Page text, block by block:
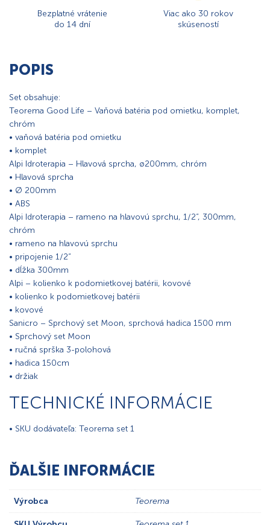
Bezplatné vrátenie
do 14 dní
Viac ako 30 rokov
skúseností
POPIS
Set obsahuje:
Teorema Good Life – Vaňová batéria pod omietku, komplet,
chróm
• vaňová batéria pod omietku
• komplet
Alpi Idroterapia – Hlavová sprcha, ø200mm, chróm
• Hlavová sprcha
• Ø 200mm
• ABS
Alpi Idroterapia – rameno na hlavovú sprchu, 1/2“, 300mm,
chróm
• rameno na hlavovú sprchu
• pripojenie 1/2“
• dĺžka 300mm
Alpi – kolienko k podomietkovej batérii, kovové
• kolienko k podomietkovej batérii
• kovové
Sanicro – Sprchový set Moon, sprchová hadica 1500 mm
• Sprchový set Moon
• ručná sprška 3-polohová
• hadica 150cm
• držiak
TECHNICKÉ INFORMÁCIE
• SKU dodávateľa: Teorema set 1
ĎALŠIE INFORMÁCIE
Výrobca Teorema